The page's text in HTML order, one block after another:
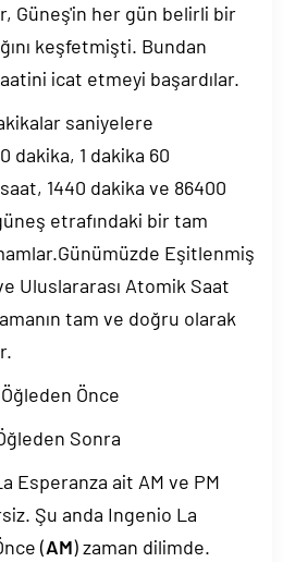
Güneş'in her gün belirli bir
keşfetmişti. Bundan
icat etmeyi başardılar.
saniyelere
dakika, 1 dakika 60
1440 dakika ve 86400
etrafındaki bir tam
Eşitlenmiş
Uluslararası Atomik Saat
tam ve doğru olarak
Önce
Sonra
Esperanza ait AM ve PM
Şu anda Ingenio La
(AM) zaman dilimde.